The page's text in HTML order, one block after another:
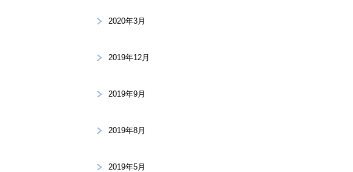
2020年3月
2019年12月
2019年9月
2019年8月
2019年5月